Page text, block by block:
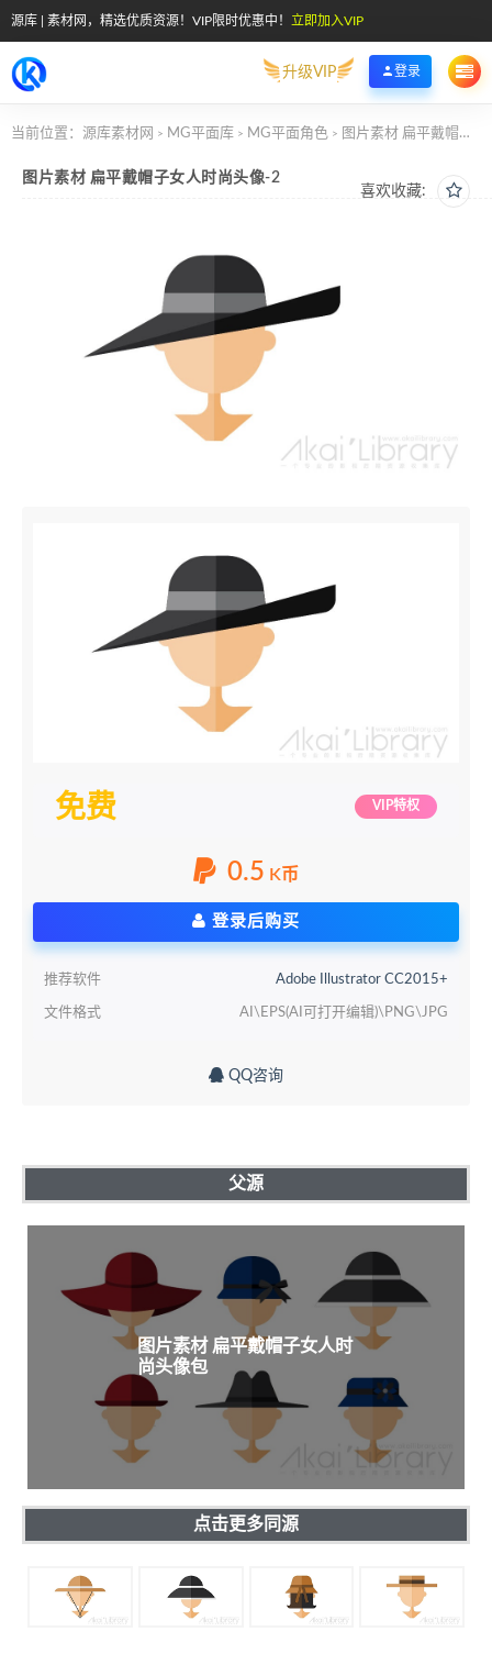
源库 | 素材网，精选优质资源！VIP限时优惠中！ 立即加入VIP
升级VIP 登录
当前位置： 源库素材网 > MG平面库 > MG平面角色 > 图片素材 扁平戴帽子女人时尚头像-2
喜欢收藏:
图片素材 扁平戴帽子女人时尚头像-2
免费 VIP特权
0.5 K币
登录后购买
推荐软件 Adobe Illustrator CC2015+
文件格式 AI\EPS(AI可打开编辑)\PNG\JPG
QQ咨询
父源
图片素材 扁平戴帽子女人时
尚头像包
点击更多同源